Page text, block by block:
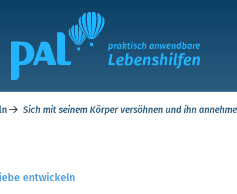
Sich mit seinem Körper versöhnen und ihn
entwickeln